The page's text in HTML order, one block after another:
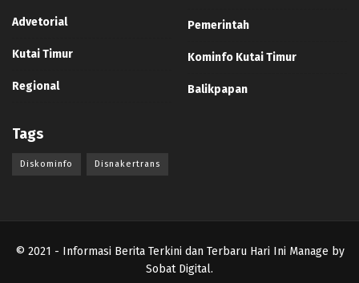
Advetorial
Kutai Timur
Regional
Pemerintah
Kominfo Kutai Timur
Balikpapan
Tags
Diskominfo Disnakertrans
© 2021 - Informasi Berita Terkini dan Terbaru Hari Ini Manage by
Sobat Digital.